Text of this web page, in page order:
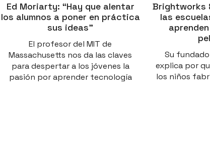
Ed Moriarty: “Hay que alentar
los alumnos a poner en práctica
sus ideas”
El profesor del MIT de
Massachusetts nos da las claves
para despertar a los jóvenes la
pasión por aprender tecnología
Brightworks
las
Su
explica por
los niños